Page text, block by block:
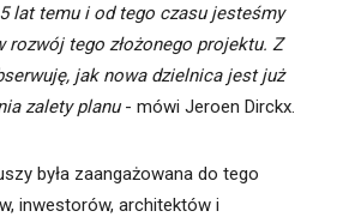
lat temu i od tego czasu jesteśmy
rozwój tego złożonego projektu. Z
jak nowa dzielnica jest już
zalety planu- mówi Jeroen Dirckx.
była zaangażowana do tego
inwestorów, architektów i